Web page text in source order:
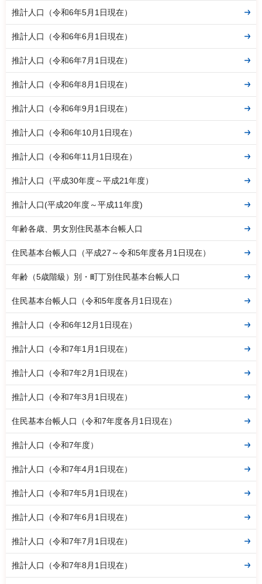
推計人口（令和6年5月1日現在）
推計人口（令和6年6月1日現在）
推計人口（令和6年7月1日現在）
推計人口（令和6年8月1日現在）
推計人口（令和6年9月1日現在）
推計人口（令和6年10月1日現在）
推計人口（令和6年11月1日現在）
推計人口（平成30年度～平成21年度）
推計人口(平成20年度～平成11年度)
年齢各歳、男女別住民基本台帳人口
住民基本台帳人口（平成27～令和5年度各月1日現在）
年齢（5歳階級）別・町丁別住民基本台帳人口
住民基本台帳人口（令和5年度各月1日現在）
推計人口（令和6年12月1日現在）
推計人口（令和7年1月1日現在）
推計人口（令和7年2月1日現在）
推計人口（令和7年3月1日現在）
住民基本台帳人口（令和7年度各月1日現在）
推計人口（令和7年度）
推計人口（令和7年4月1日現在）
推計人口（令和7年5月1日現在）
推計人口（令和7年6月1日現在）
推計人口（令和7年7月1日現在）
推計人口（令和7年8月1日現在）